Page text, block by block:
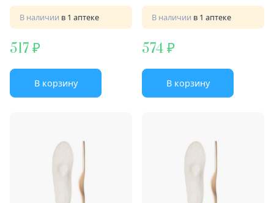
В наличии в 1 аптеке
517
В корзину
В наличии в 1 аптеке
574
В корзину